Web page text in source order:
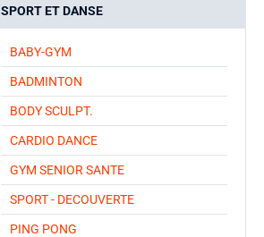
SPORT ET DANSE
BABY-GYM
BADMINTON
BODY SCULPT.
CARDIO DANCE
GYM SENIOR SANTE
SPORT - DECOUVERTE
PING PONG